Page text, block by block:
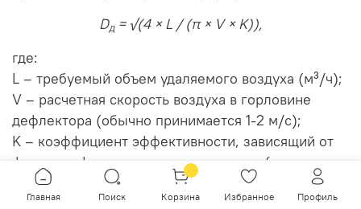
Dд= √(4 × L / (π × V × K)),
где:
L – требуемый объем удаляемого воздуха (м³/ч);
V – расчетная скорость воздуха в горловине
дефлектора (обычно принимается 1-2 м/с);
K – коэффициент эффективности, зависящий от
формы дефлектора и скорости ветра (для
стандартных дефлекторов ЦАГИ при скорости
ветра 5 м/с принимается равным 1,2-1,5).
Главная Поиск Корзина Избранное Профиль